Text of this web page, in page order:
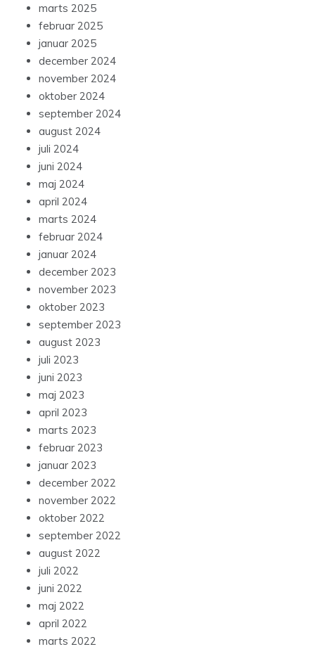
marts 2025
februar 2025
januar 2025
december 2024
november 2024
oktober 2024
september 2024
august 2024
juli 2024
juni 2024
maj 2024
april 2024
marts 2024
februar 2024
januar 2024
december 2023
november 2023
oktober 2023
september 2023
august 2023
juli 2023
juni 2023
maj 2023
april 2023
marts 2023
februar 2023
januar 2023
december 2022
november 2022
oktober 2022
september 2022
august 2022
juli 2022
juni 2022
maj 2022
april 2022
marts 2022